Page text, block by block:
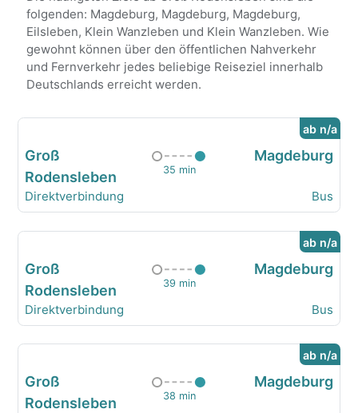
folgenden: Magdeburg, Magdeburg, Magdeburg,
Eilsleben, Klein Wanzleben und Klein Wanzleben. Wie
gewohnt können über den öffentlichen Nahverkehr
und Fernverkehr jedes beliebige Reiseziel innerhalb
Deutschlands erreicht werden.
ab n/a
Groß
Rodensleben
35 min
Magdeburg
Direktverbindung Bus
ab n/a
Groß
Rodensleben
39 min
Magdeburg
Direktverbindung Bus
ab n/a
Groß
Rodensleben
38 min
Magdeburg